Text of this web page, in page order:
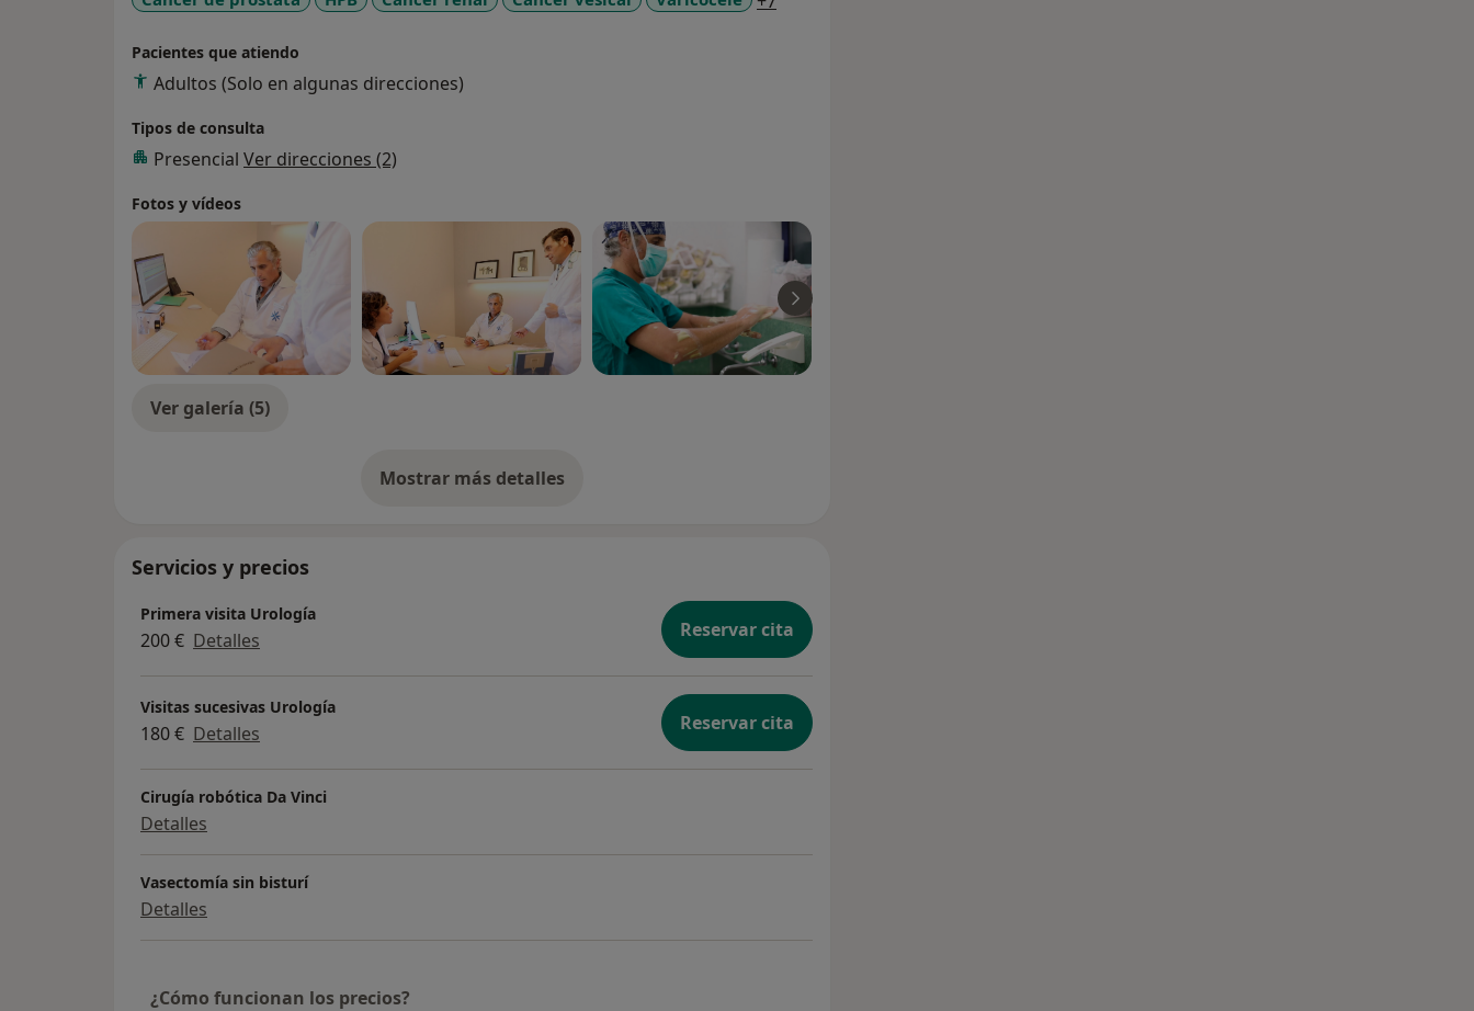
forma frecuente a congresos médicos especializados como experto de
referencia.
Pacientes que atiendo
Adultos (Solo en algunas direcciones)
Tipos de consulta
Presencial Ver direcciones (2)
Fotos y vídeos
Ver galería (5)
Mostrar más detalles
sobre la experiencia
Servicios y precios
Primera visita Urología
200 € Detalles Reservar cita
Visitas sucesivas Urología
180 € Detalles Reservar cita
Cirugía robótica Da Vinci
Detalles
Vasectomía sin bisturí
Detalles
¿Cómo funcionan los precios?